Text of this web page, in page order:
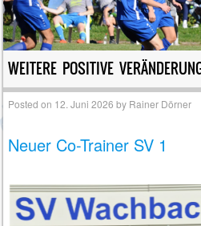
WEITERE POSITIVE
Posted on 12. Juni 2026 by Rainer Dörner
Neuer Co-Trainer SV 1